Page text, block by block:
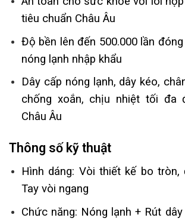
tiêu chuẩn Châu Âu
Độ bền lên đến 500.000 lần
nóng lạnh nhập khẩu
Dây cấp nóng lạnh, dây kéo,
chống xoắn, chịu nhiệt tối đa
Châu Âu
Thông số kỹ thuật
Hình dáng: Vòi thiết kế bo tròn,
Tay vòi ngang
Chức năng: Nóng lạnh + Rút